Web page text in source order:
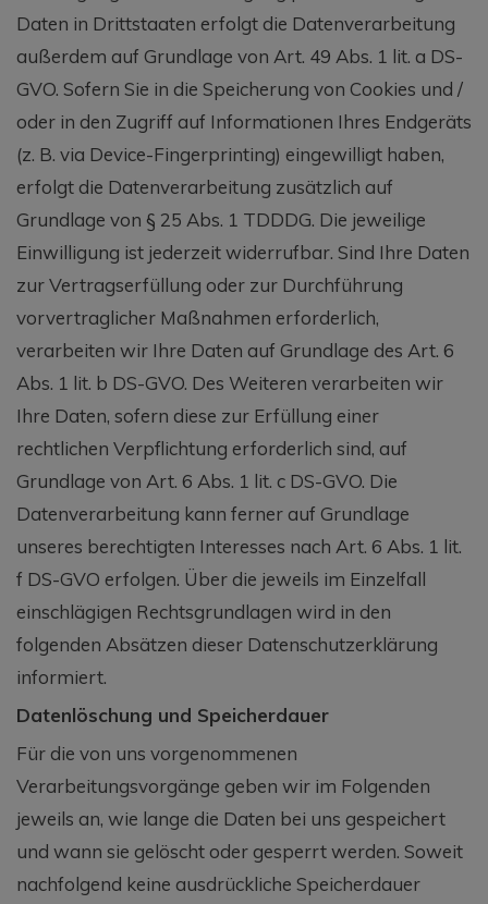
Daten in Drittstaaten erfolgt die Datenverarbeitung
außerdem auf Grundlage von Art. 49 Abs. 1 lit. a DS-
GVO. Sofern Sie in die Speicherung von Cookies und /
oder in den Zugriff auf Informationen Ihres Endgeräts
(z. B. via Device-Fingerprinting) eingewilligt haben,
erfolgt die Datenverarbeitung zusätzlich auf
Grundlage von § 25 Abs. 1 TDDDG. Die jeweilige
Einwilligung ist jederzeit widerrufbar. Sind Ihre Daten
zur Vertragserfüllung oder zur Durchführung
vorvertraglicher Maßnahmen erforderlich,
verarbeiten wir Ihre Daten auf Grundlage des Art. 6
Abs. 1 lit. b DS-GVO. Des Weiteren verarbeiten wir
Ihre Daten, sofern diese zur Erfüllung einer
rechtlichen Verpflichtung erforderlich sind, auf
Grundlage von Art. 6 Abs. 1 lit. c DS-GVO. Die
Datenverarbeitung kann ferner auf Grundlage
unseres berechtigten Interesses nach Art. 6 Abs. 1 lit.
f DS-GVO erfolgen. Über die jeweils im Einzelfall
einschlägigen Rechtsgrundlagen wird in den
folgenden Absätzen dieser Datenschutzerklärung
informiert.
Datenlöschung und Speicherdauer
Für die von uns vorgenommenen
Verarbeitungsvorgänge geben wir im Folgenden
jeweils an, wie lange die Daten bei uns gespeichert
und wann sie gelöscht oder gesperrt werden. Soweit
nachfolgend keine ausdrückliche Speicherdauer